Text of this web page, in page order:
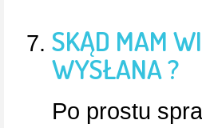
SKĄD MAM
WYSŁANA ?
Po prostu